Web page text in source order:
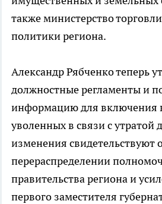
также министерство
политики региона.
Александр Рябченко теперь
должностные регламенты и
информацию для включения
уволенных в связи с утратой
изменения свидетельствуют
перераспределении
правительства региона и
первого заместителя